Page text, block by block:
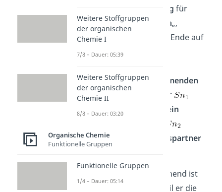
Abkürzung für
nucleophile Substitution„,
während sich die Zahl am Ende auf
die Zahl der beteiligten
geschwindigkeitsbestimmenden
Schrittbezieht. Im Fall der
Reaktion ist das also nur
ein
Mechanismus
2 Reaktionspartner
Geschwindigkeitsbestimmend ist
dieser Schritt deshalb, weil er die
Weitere Stoffgruppen
der organischen
Chemie I
7/8 – Dauer: 05:39
Weitere Stoffgruppen
der organischen
Chemie II
8/8 – Dauer: 03:20
Organische Chemie
Funktionelle Gruppen
Funktionelle Gruppen
1/4 – Dauer: 05:14